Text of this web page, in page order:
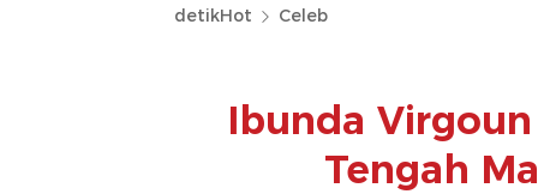
detikHot Celeb
Ibunda
Tengah